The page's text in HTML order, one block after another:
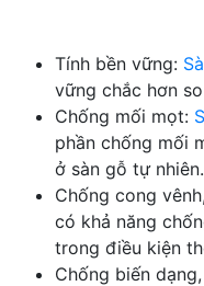
Tính bền vững:
vững chắc hơn
Chống mối mọt:
phần chống mối
ở sàn gỗ tự nhiên.
Chống cong
có khả năng
trong điều kiện
Chống biến